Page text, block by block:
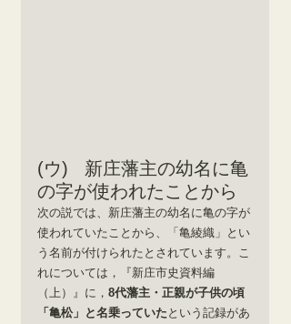
(ウ)   新庄藩主の幼名に亀
の字が使われたことから
次の説では、新庄藩主の幼名に亀の字が
使われていたことから、「亀綾織」とい
う名前が付けられたとされています。こ
れについては，『新庄市史資料編
（上）』に， 8代藩主・正親が子供の頃
「亀松」と名乗っていた という記録があ